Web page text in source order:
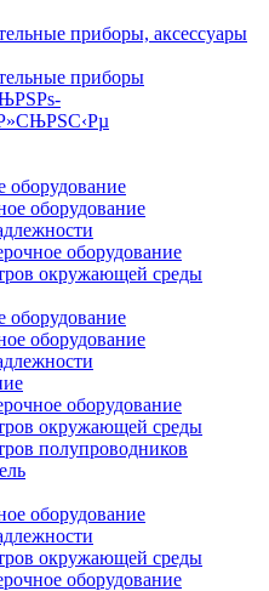
приборы, аксессуары
приборы
оборудование
оборудование
оборудование
окружающей среды
оборудование
оборудование
оборудование
окружающей среды
полупроводников
оборудование
окружающей среды
оборудование